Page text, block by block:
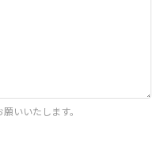
いいたします。